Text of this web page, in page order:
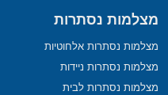
מצלמות נסתרות
מצלמות נסתרות אלחוטיות
מצלמות נסתרות ניידות
מצלמות נסתרות לבית